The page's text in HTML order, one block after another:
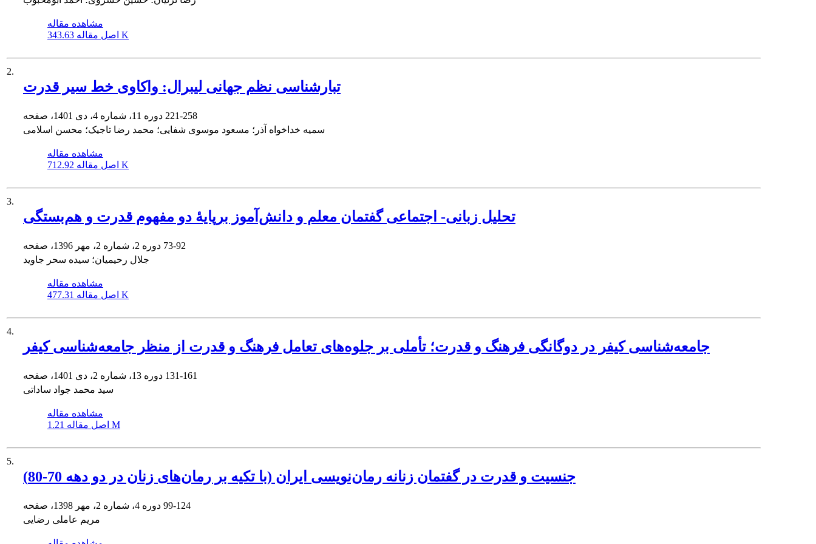
مشاهده مقاله
اصل مقاله 343.63 K
2.
تبارشناسی نظم جهانی لیبرال: واکاوی خط سیر قدرت
221-258
سمیه خداخواه آذر؛ مسعود موسوی شفایی؛ محمد رضا تاجیک؛ محسن اسلامی
مشاهده مقاله
اصل مقاله 712.92 K
3.
تحلیل زبانی- اجتماعی گفتمان معلم و دانش‌‌آموز برپایۀ دو مفهوم قدرت و هم‌بستگی
73-92
جلال رحیمیان؛ سیده سحر جاوید
مشاهده مقاله
اصل مقاله 477.31 K
4.
جامعه‌شناسی کیفر در دوگانگی فرهنگ و قدرت؛ تأملی بر جلوه‌های تعامل فرهنگ و قدرت از منظر جامعه‌شناسی کیفر
131-161
سید محمد جواد ساداتی
مشاهده مقاله
اصل مقاله 1.21 M
5.
جنسیت و قدرت در گفتمان زنانه رمان‌نویسی ایران (با تکیه بر رمان‌های زنان در دو دهه 70-80)
99-124
مریم عاملی رضایی